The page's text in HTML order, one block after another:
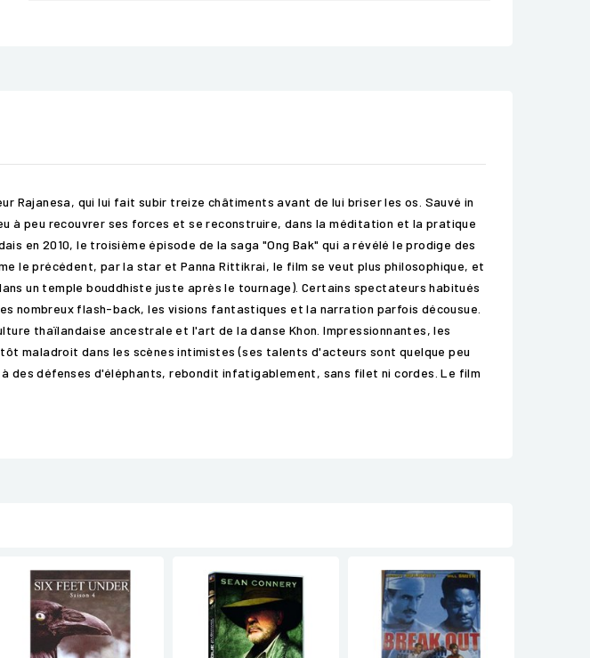
qui lui fait subir treize châtiments avant de lui briser les os. Sauvé in
à peu recouvrer ses forces et se reconstruire, dans la méditation et la pratique
en 2010, le troisième épisode de la saga "Ong Bak" qui a révélé le prodige des
le précédent, par la star et Panna Rittikrai, le film se veut plus philosophique, et
un temple bouddhiste juste après le tournage). Certains spectateurs habitués
flash-back, les visions fantastiques et la narration parfois décousue.
thaïlandaise ancestrale et l'art de la danse Khon. Impressionnantes, les
maladroit dans les scènes intimistes (ses talents d'acteurs sont quelque peu
des défenses d'éléphants, rebondit infatigablement, sans filet ni cordes. Le film